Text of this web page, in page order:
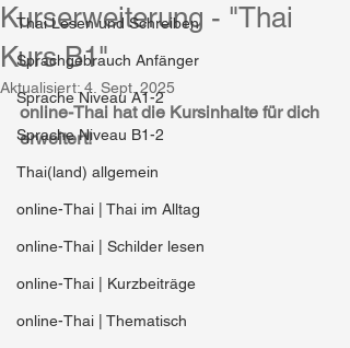
Thai Lesen und Schreiben
Sprachgebrauch Anfänger
Sprache Niveau A1-2
Sprache Niveau B1-2
Thai(land) allgemein
online-Thai | Thai im Alltag
online-Thai | Schilder lesen
online-Thai | Kurzbeiträge
online-Thai | Thematisch
Kurserweiterung - "Thai
Kurs B1"
Aktualisiert: 4. Sept. 2025
online-Thai hat die Kursinhalte für dich
erweitert!